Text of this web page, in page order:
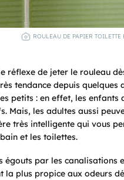
ROULEAU DE PAPIER
réflexe de jeter le rouleau
tendance depuis quelques
petits : en effet, les
les adultes aussi
très intelligente qui vous
et les toilettes.
par les canalisations
la plus propice aux odeurs